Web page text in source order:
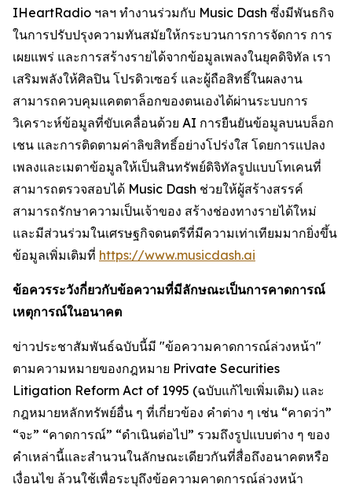
IHeartRadio ฯลฯ ทำงานร่วมกับ Music Dash ซึ่งมีพันธกิจ
ในการปรับปรุงความทันสมัยให้กระบวนการการจัดการ การ
เผยแพร่ และการสร้างรายได้จากข้อมูลเพลงในยุคดิจิทัล เรา
เสริมพลังให้ศิลปิน โปรดิวเซอร์ และผู้ถือสิทธิ์ในผลงาน
สามารถควบคุมแคตตาล็อกของตนเองได้ผ่านระบบการ
วิเคราะห์ข้อมูลที่ขับเคลื่อนด้วย AI การยืนยันข้อมูลบนบล็อก
เชน และการติดตามค่าลิขสิทธิ์อย่างโปร่งใส โดยการแปลง
เพลงและเมตาข้อมูลให้เป็นสินทรัพย์ดิจิทัลรูปแบบโทเคนที่
สามารถตรวจสอบได้ Music Dash ช่วยให้ผู้สร้างสรรค์
สามารถรักษาความเป็นเจ้าของ สร้างช่องทางรายได้ใหม่
และมีส่วนร่วมในเศรษฐกิจดนตรีที่มีความเท่าเทียมมากยิ่งขึ้น
ข้อมูลเพิ่มเติมที่ https://www.musicdash.ai
ข้อควรระวังกี่ยวกับข้อความที่มีลักษณะเป็นการคาดการณ์
เหตุการณ์ในอนาคต
ข่าวประชาสัมพันธ์ฉบับนี้มี "ข้อความคาดการณ์ล่วงหน้า"
ตามความหมายของกฎหมาย Private Securities
Litigation Reform Act of 1995 (ฉบับแก้ไขเพิ่มเติม) และ
กฎหมายหลักทรัพย์อื่น ๆ ที่เกี่ยวข้อง คำต่าง ๆ เช่น “คาดว่า”
“จะ” “คาดการณ์” “ดำเนินต่อไป” รวมถึงรูปแบบต่าง ๆ ของ
คำเหล่านี้และสำนวนในลักษณะเดียวกันที่สื่อถึงอนาคตหรือ
เงื่อนไข ล้วนใช้เพื่อระบุถึงข้อความคาดการณ์ล่วงหน้า